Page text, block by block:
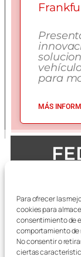
Para ofrecer las
cookies para
consentimiento de
comportamiento de
No consentir o
ciertas
para
MÁS
Todas las
mencionan a lo